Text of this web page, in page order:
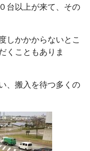
台以上が来て、その
しかかからないとこ
くこともありま
、搬入を待つ多くの